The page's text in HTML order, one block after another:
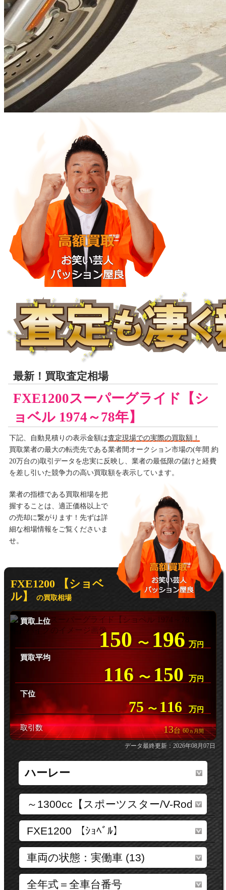
最新！買取査定相場
FXE1200スーパーグライド【シ
ョベル 1974～78年】
下記、自動見積りの表示金額は査定現場での実際の買取額！
買取業者の最大の転売先である業者間オークション市場の(年間 約
20万台の)取引データを忠実に反映し、業者の最低限の儲けと経費
を差し引いた競争力の高い買取額を表示しています。
業者の指標である買取相場を把
握することは、適正価格以上で
の売却に繋がります！先ずは詳
細な相場情報をご覧くださいま
せ。
FXE1200 【ショベ
ル】
の買取相場
買取上位
150 〜196 万 円
買取平均
116 〜 150 万 円
下位
75 〜 116 万 円
取引数 13台60ヵ月間
データ最終更新：2026年08月07日